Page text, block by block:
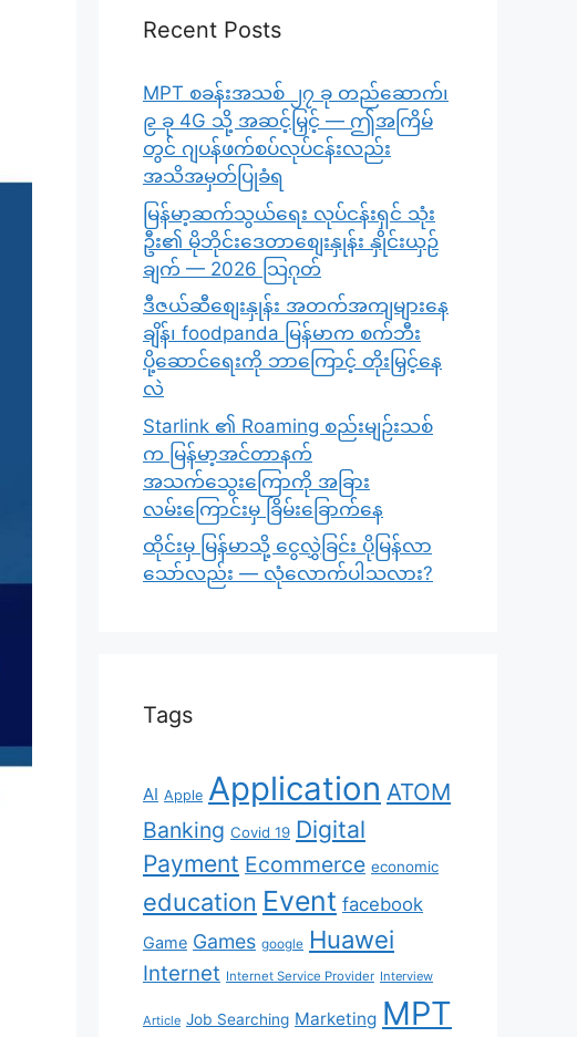
Recent Posts
MPT စခန်းအသစ် ၂၇ ခု တည်ဆောက်၊
၉ ခု 4G သို့ အဆင့်မြှင့် — ဤအကြိမ်
တွင် ဂျပန်ဖက်စပ်လုပ်ငန်းလည်း
အသိအမှတ်ပြုခံရ
မြန်မာ့ဆက်သွယ်ရေး လုပ်ငန်းရှင် သုံး
ဦး၏ မိုဘိုင်းဒေတာစျေးနှုန်း နှိုင်းယှဉ်
ချက် — 2026 သြဂုတ်
ဒီဇယ်ဆီစျေးနှုန်း အတက်အကျများနေ
ချိန်၊ foodpanda မြန်မာက စက်ဘီး
ပို့ဆောင်ရေးကို ဘာကြောင့် တိုးမြှင့်နေ
လဲ
Starlink ၏ Roaming စည်းမျဉ်းသစ်
က မြန်မာ့အင်တာနက်
အသက်သွေးကြောကို အခြား
လမ်းကြောင်းမှ ခြိမ်းခြောက်နေ
ထိုင်းမှ မြန်မာသို့ ငွေလွှဲခြင်း ပိုမြန်လာ
သော်လည်း — လုံလောက်ပါသလား?
Tags
AI Apple Application ATOM
Banking Covid 19 Digital
Payment Ecommerce economic
education Event facebook
Game Games google Huawei
Internet Internet Service Provider Interview
Article Job Searching Marketing MPT